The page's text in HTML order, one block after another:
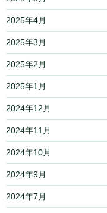
2025年4月
2025年3月
2025年2月
2025年1月
2024年12月
2024年11月
2024年10月
2024年9月
2024年7月